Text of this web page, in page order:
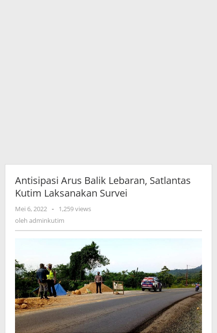
Antisipasi Arus Balik Lebaran, Satlantas
Kutim Laksanakan Survei
Mei 6, 2022 oleh
adminkutim
-
1,259 views
oleh adminkutim